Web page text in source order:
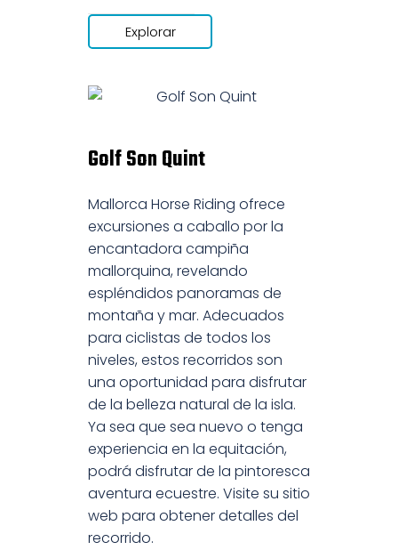
Explorar
Golf Son Quint
Mallorca Horse Riding ofrece
excursiones a caballo por la
encantadora campiña
mallorquina, revelando
espléndidos panoramas de
montaña y mar. Adecuados
para ciclistas de todos los
niveles, estos recorridos son
una oportunidad para disfrutar
de la belleza natural de la isla.
Ya sea que sea nuevo o tenga
experiencia en la equitación,
podrá disfrutar de la pintoresca
aventura ecuestre. Visite su sitio
web para obtener detalles del
recorrido.